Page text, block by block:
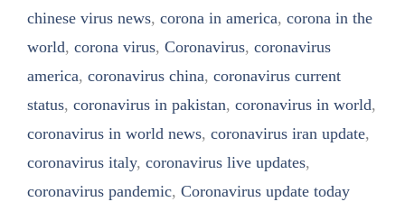
chinese virus news, corona in america, corona in the
world, corona virus, Coronavirus, coronavirus
america, coronavirus china, coronavirus current
status, coronavirus in pakistan, coronavirus in world,
coronavirus in world news, coronavirus iran update,
coronavirus italy, coronavirus live updates,
coronavirus pandemic, Coronavirus update today